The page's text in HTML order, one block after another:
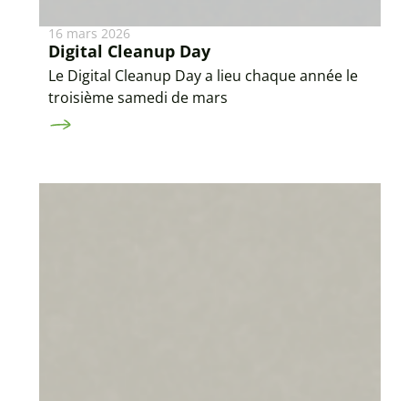
16 mars 2026
Digital Cleanup Day
Le Digital Cleanup Day a lieu chaque année le
troisième samedi de mars